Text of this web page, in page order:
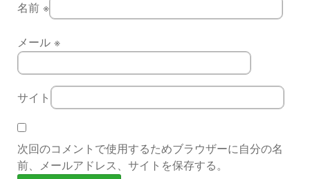
名前 ※
メール ※
サイト
次回のコメントで使用するためブラウザーに自分の名
前、メールアドレス、サイトを保存する。